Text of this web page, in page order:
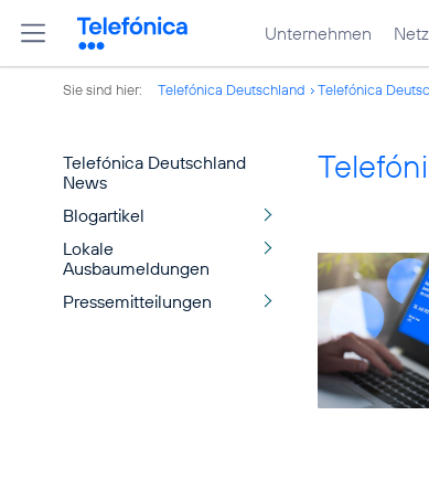
Unternehmen
Sie sind hier: Telefónica Deutschland Telefónica
Telefónica Deutschland
News
Blogartikel
Lokale
Ausbaumeldungen
Pressemitteilungen